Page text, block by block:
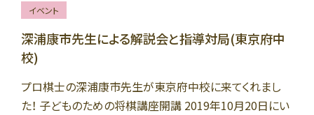
イベント
深浦康市先生による解説会と指導対局(東京府中
校)
プロ棋士の深浦康市先生が東京府中校に来てくれまし
た！ 子どものための将棋講座開講 2019年10月20日にい